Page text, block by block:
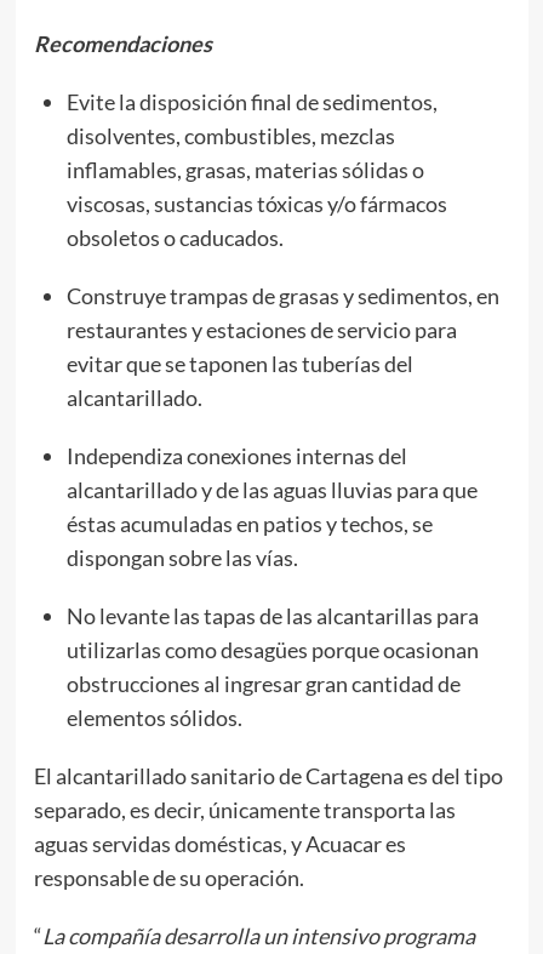
Recomendaciones
Evite la disposición final de sedimentos,
disolventes, combustibles, mezclas
inflamables, grasas, materias sólidas o
viscosas, sustancias tóxicas y/o fármacos
obsoletos o caducados.
Construye trampas de grasas y sedimentos, en
restaurantes y estaciones de servicio para
evitar que se taponen las tuberías del
alcantarillado.
Independiza conexiones internas del
alcantarillado y de las aguas lluvias para que
éstas acumuladas en patios y techos, se
dispongan sobre las vías.
No levante las tapas de las alcantarillas para
utilizarlas como desagües porque ocasionan
obstrucciones al ingresar gran cantidad de
elementos sólidos.
El alcantarillado sanitario de Cartagena es del tipo
separado, es decir, únicamente transporta las
aguas servidas domésticas, y Acuacar es
responsable de su operación.
“La compañía desarrolla un intensivo programa